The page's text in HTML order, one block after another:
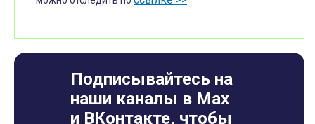
Подписывайтесь на
наши каналы в Max
и ВКонтакте, чтобы